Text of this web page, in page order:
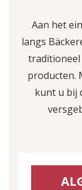
Aan het
langs
traditioneel
producten.
kunt u bij